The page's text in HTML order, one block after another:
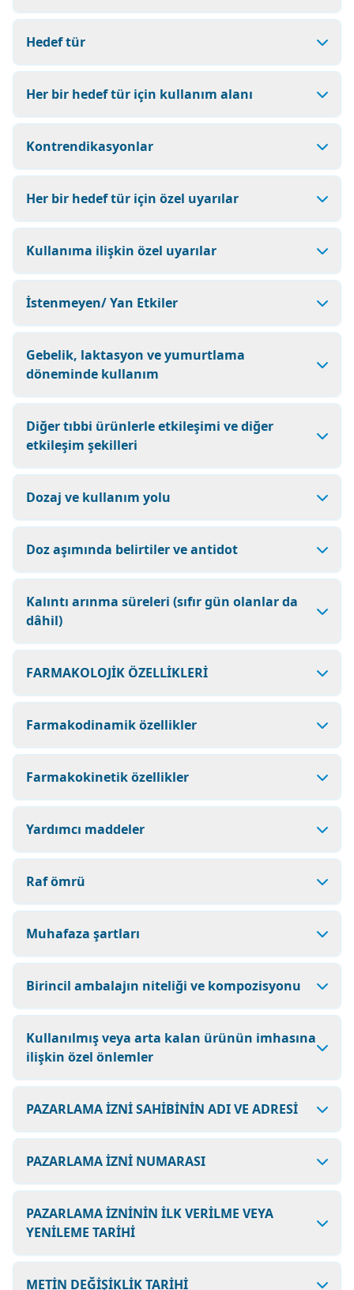
Hedef tür
Her bir hedef tür için kullanım alanı
Kontrendikasyonlar
Her bir hedef tür için özel uyarılar
Kullanıma ilişkin özel uyarılar
İstenmeyen/ Yan Etkiler
Gebelik, laktasyon ve yumurtlama
döneminde kullanım
Diğer tıbbi ürünlerle etkileşimi ve diğer
etkileşim şekilleri
Dozaj ve kullanım yolu
Doz aşımında belirtiler ve antidot
Kalıntı arınma süreleri (sıfır gün olanlar da
dâhil)
FARMAKOLOJİK ÖZELLİKLERİ
Farmakodinamik özellikler
Farmakokinetik özellikler
Yardımcı maddeler
Raf ömrü
Muhafaza şartları
Birincil ambalajın niteliği ve kompozisyonu
Kullanılmış veya arta kalan ürünün imhasına
ilişkin özel önlemler
PAZARLAMA İZNİ SAHİBİNİN ADI VE ADRESİ
PAZARLAMA İZNİ NUMARASI
PAZARLAMA İZNİNİN İLK VERİLME VEYA
YENİLEME TARİHİ
METİN DEĞİŞİKLİK TARİHİ